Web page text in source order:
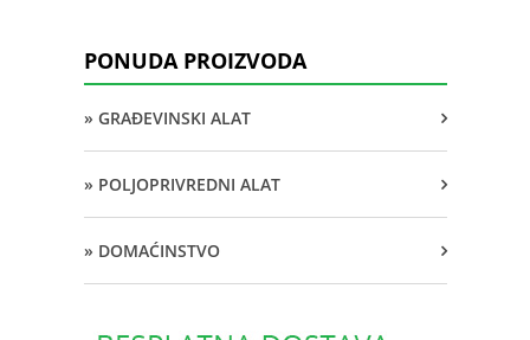
PONUDA PROIZVODA
» GRAĐEVINSKI ALAT
» POLJOPRIVREDNI ALAT
» DOMAĆINSTVO